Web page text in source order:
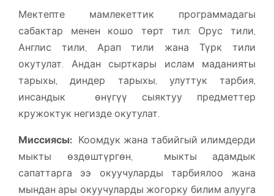
Мектепте мамлекеттик программадагы
сабактар менен кошо төрт тил: Орус тили,
Англис тили, Арап тили жана Түрк тили
окутулат. Андан сырткары ислам маданияты
тарыхы, диндер тарыхы, улуттук тарбия,
инсандык өнүгүү сыяктуу предметтер
кружоктук негизде окутулат.
Миссиясы: Коомдук жана табийгый илимдерди
мыкты өздөштүргөн, мыкты адамдык
сапаттарга ээ окуучуларды тарбиялоо жана
мындан ары окуучуларды жогорку билим алууга